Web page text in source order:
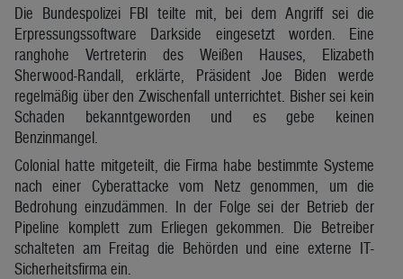
Die Bundespolizei FBI teilte mit, bei dem Angriff sei die
Erpressungssoftware Darkside eingesetzt worden. Eine
ranghohe Vertreterin des Weißen Hauses, Elizabeth
Sherwood-Randall, erklärte, Präsident Joe Biden werde
regelmäßig über den Zwischenfall unterrichtet. Bisher sei kein
Schaden bekanntgeworden und es gebe keinen
Benzinmangel.
Colonial hatte mitgeteilt, die Firma habe bestimmte Systeme
nach einer Cyberattacke vom Netz genommen, um die
Bedrohung einzudämmen. In der Folge sei der Betrieb der
Pipeline komplett zum Erliegen gekommen. Die Betreiber
schalteten am Freitag die Behörden und eine externe IT-
Sicherheitsfirma ein.